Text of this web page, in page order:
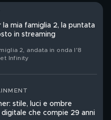
mia famiglia 2, la puntata
in streaming
2, andata in onda l'8
Infinity
stile, luci e ombre
digitale che compie 29 anni